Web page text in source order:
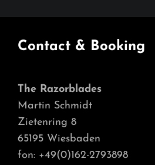
Contact & Booking
The Razorblades
Martin Schmidt
Zietenring 8
65195 Wiesbaden
fon: +49(0)162-2793898